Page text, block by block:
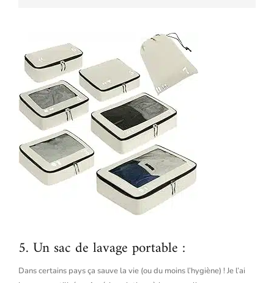
5. Un sac de lavage portable :
Dans certains pays ça sauve la vie (ou du moins l’hygiène) ! Je l’ai